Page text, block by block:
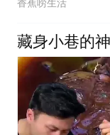
香蕉唠生活
藏身小巷的